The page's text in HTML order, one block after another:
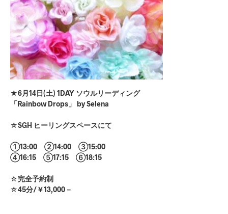
★6月14日(土) 1DAY ソウルリーディング
「Rainbow Drops」 by Selena
☆SGH ヒーリングスペースにて
①13:00 ②14:00 ③15:00
④16:15 ⑤17:15 ⑥18:15
☆完全予約制
☆45分/￥13,000－